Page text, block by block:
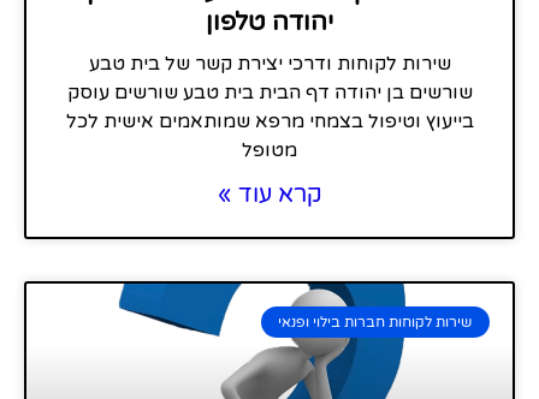
יהודה טלפון
שירות לקוחות ודרכי יצירת קשר של בית טבע
שורשים בן יהודה דף הבית בית טבע שורשים עוסק
בייעוץ וטיפול בצמחי מרפא שמותאמים אישית לכל
מטופל
קרא עוד »
שירות לקוחות חברות בילוי ופנאי